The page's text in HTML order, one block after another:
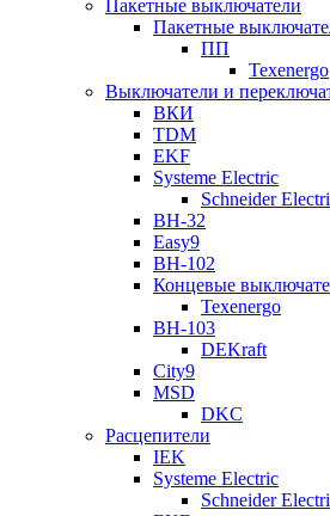
Пакетные выключатели
Пакетные
ПП
Texenergo
Выключатели и
ВКИ
TDM
EKF
Systeme Electric
Schneider
ВН-32
Easy9
ВН-102
Концевые
Texenergo
ВН-103
DEKraft
City9
MSD
DKC
Расцепители
IEK
Systeme Electric
Schneider